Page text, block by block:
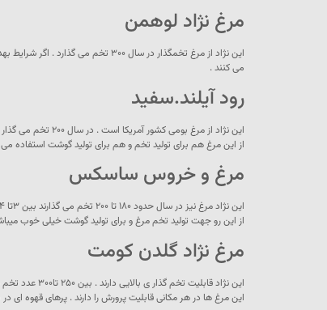
مرغ نژاد لوهمن
این نژاد از مرغ تخمگذار در سال ۳۰۰ تخم می گذارد . اگر شرایط بهداشتی و افزایش تغذیه رعایت شود امکان گرفتن تخم های بیشتری را فراهم می کند. آنها بین ۲تا ۳ کیلو گرم وزن پیدا می کنند .با رسیدن به سن بلوغ یعنی ۵ تا ۶ ماهگی شروع تخمگذاری
می کنند .
رود آیلند.سفید
این نژاد از مرغ بومی کشور آمریکا است . در سال ۲۰۰ تخم می گذار د . و نیز ۳تا ۴ کیلو گرم وزن دارند .
از این مرغ هم برای تولید تخم و هم برای تولید گوشت استفاده
مرغ و خروس ساسکس
این نژاد مرغ نیز در سال حدود ۱۸۰ تا ۲۰۰ تخم می گذارند بین ۳تا ۴ کیلو گرم وزن دارند .
از این رو جهت تولید تخم مرغ و برای تولید گوشت خیلی خوب
مرغ نژاد گلدن کومت
این نژاد قابلیت تخم گذار ی بالایی دارند . بین ۲۵۰ تا۳۰۰ عدد تخم مرغ سالانه تولید می کنند.
این مرغ ها در هر مکانی قابلیت پرورش را دارند . پرهای قهوه ای